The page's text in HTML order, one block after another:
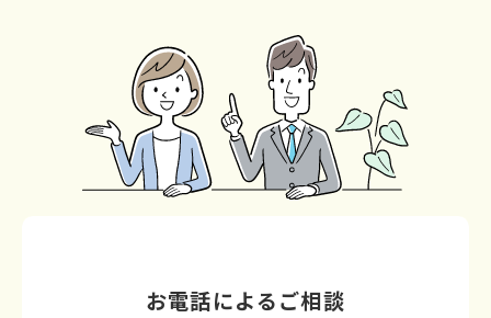
お電話によるご相談